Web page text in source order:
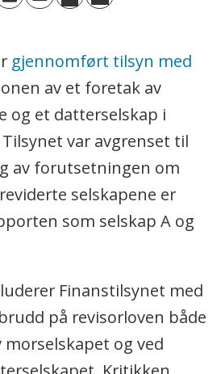
gjennomført tilsyn med
av et foretak av
og et datterselskap i
var avgrenset til
av forutsetningen om
selskapene er
som selskap A og
Finanstilsynet med
på revisorloven både
morselskapet og ved